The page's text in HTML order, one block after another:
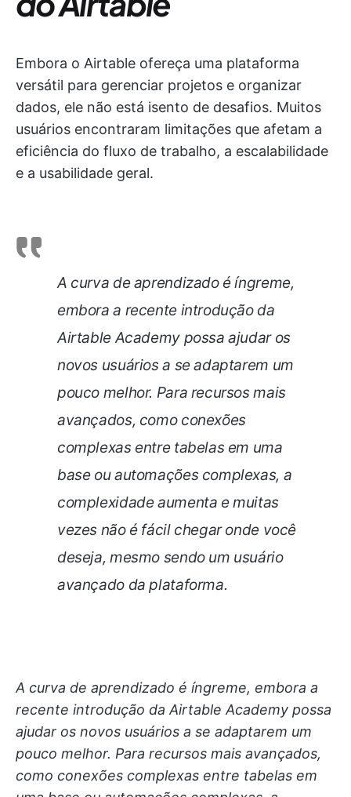
Embora o Airtable ofereça uma plataforma
versátil para gerenciar projetos e organizar
dados, ele não está isento de desafios. Muitos
usuários encontraram limitações que afetam a
eficiência do fluxo de trabalho, a escalabilidade
e a usabilidade geral.
A curva de aprendizado é íngreme,
embora a recente introdução da
Airtable Academy possa ajudar os
novos usuários a se adaptarem um
pouco melhor. Para recursos mais
avançados, como conexões
complexas entre tabelas em uma
base ou automações complexas, a
complexidade aumenta e muitas
vezes não é fácil chegar onde você
deseja, mesmo sendo um usuário
avançado da plataforma.
A curva de aprendizado é íngreme, embora a
recente introdução da Airtable Academy possa
ajudar os novos usuários a se adaptarem um
pouco melhor. Para recursos mais avançados,
como conexões complexas entre tabelas em